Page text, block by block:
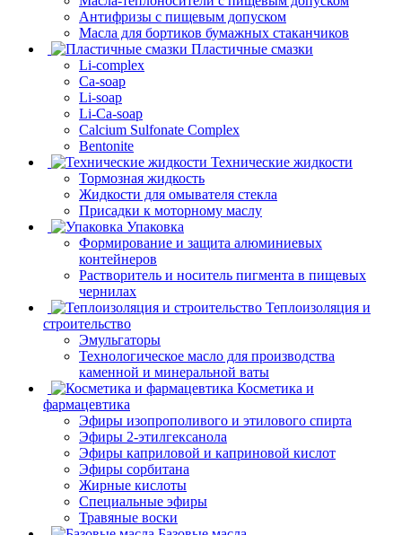
Антифризы с пищевым допуском
Масла для бортиков бумажных стаканчиков
Пластичные смазки
Li-complex
Ca-soap
Li-soap
Li-Ca-soap
Calcium Sulfonate Complex
Bentonite
Технические жидкости
Тормозная жидкость
Жидкости для омывателя стекла
Присадки к моторному маслу
Упаковка
Формирование и защита алюминиевых
контейнеров
Растворитель и носитель пигмента в пищевых
чернилах
Теплоизоляция и
строительство
Эмульгаторы
Технологическое масло для производства
каменной и минеральной ваты
Косметика и
фармацевтика
Эфиры изопрополивого и этилового спирта
Эфиры 2-этилгексанола
Эфиры каприловой и каприновой кислот
Эфиры сорбитана
Жирные кислоты
Специальные эфиры
Травяные воски